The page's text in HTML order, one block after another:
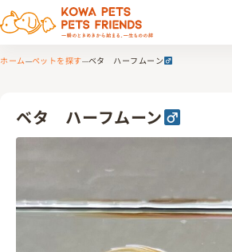
ホーム ペットを探す ベタ ハーフムーン
ベタ ハーフムーン